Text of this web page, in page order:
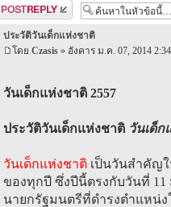
ตอบกระทู้
ประวัติวันเด็กแห่งชาติ
โดย Czasis » อังคาร ม.ค. 07, 2014
วันเด็กแห่งชาติ 2557
ประวัติวันเด็กแห่งชาติ วันเด็ก
วันเด็กแห่งชาติ เป็นวันสำคัญใ
ของทุกปี ซึ่งปีนี้ตรงกับวันที่
นายกรัฐมนตรีที่ดำรงตำแหน่